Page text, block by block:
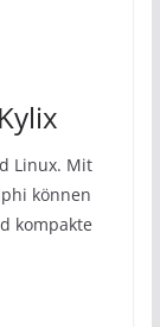
Linux. Mit
können
kompakte